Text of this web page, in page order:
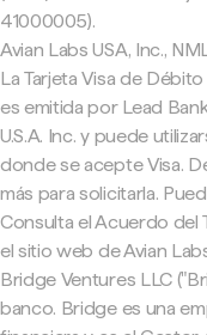
41000005).
Avian Labs USA, Inc.,
La Tarjeta Visa de Débito
es emitida por Lead
U.S.A. Inc. y puede
donde se acepte Visa.
más para solicitarla.
Consulta el Acuerdo del
el sitio web de Avian
Bridge Ventures LLC
banco. Bridge es una